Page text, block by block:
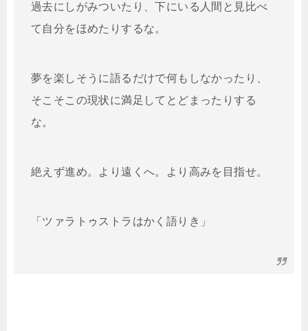
過去にしがみついたり、下にいる人間と見比べ
て自分をほめたりするな。
夢を楽しそうに語るだけで何もしなかったり、
そこそこの現状に満足してとどまったりする
な。
絶えず進め。より遠くへ。より高みを目指せ。
「ツァラトゥストラはかく語りき」